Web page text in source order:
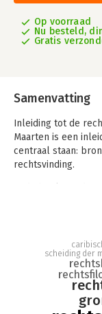
Op voorraad
Nu besteld,
Gratis
Samenvatting
Inleiding tot de
Maarten is een
centraal staan:
rechtsvinding.
Wat zijn de
samen met
biedt een eerste
hanteert bij de
rechter
in concrete
scheiding der